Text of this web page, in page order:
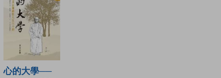
心的大學──